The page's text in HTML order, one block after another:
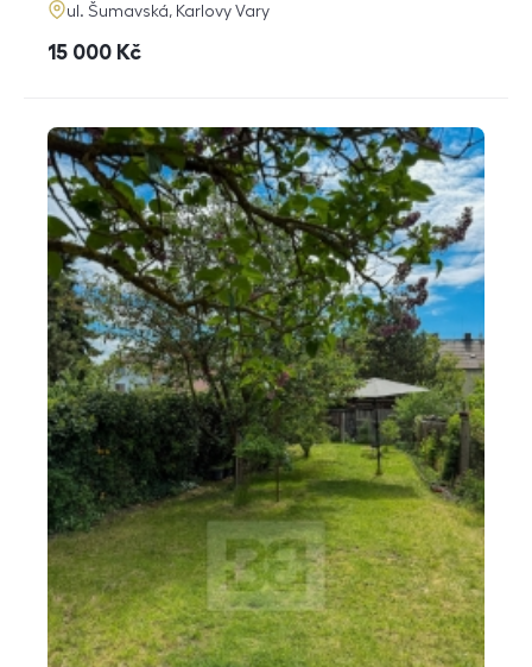
adresa
ul. Šumavská, Karlovy Vary
cena
15 000 Kč